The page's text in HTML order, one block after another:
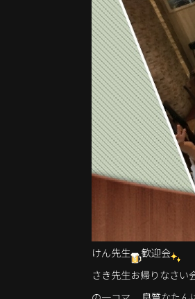
けん先生
歓迎会
さき先生お帰りなさい